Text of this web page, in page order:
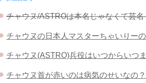
チャウヌ/ASTROは本名じゃなくて芸
チャウヌの日本人マスターちゃいりー
チャウヌ(ASTRO)兵役はいつからいつ
チャウヌ首が赤いのは病気のせいなの